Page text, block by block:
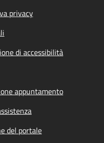
privacy
di accessibilità
appuntamento
del portale